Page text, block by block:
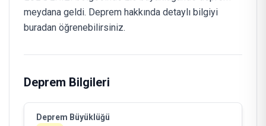
meydana geldi. Deprem hakkında detaylı bilgiyi
buradan öğrenebilirsiniz.
Deprem Bilgileri
Deprem Büyüklüğü